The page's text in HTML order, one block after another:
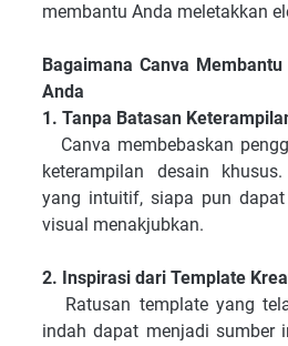
membantu Anda meletakkan
Bagaimana Canva
Anda
1. Tanpa Batasan
Canva membebaskan
keterampilan desain
yang intuitif, siapa pun
visual menakjubkan.
2. Inspirasi dari Template
Ratusan template yang
indah dapat menjadi sumber